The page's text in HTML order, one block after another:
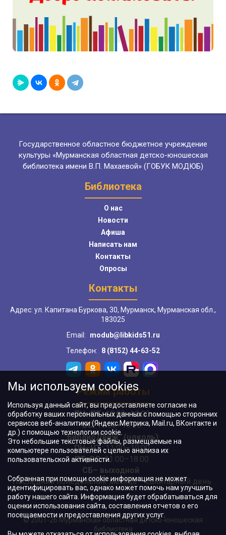
Государственное областное бюджетное учреждение
культуры «Мурманская областная детско-юношеская
библиотека имени В.П. Махаевой» (ГОБУК МОДЮБ)
Библиотека
О нас
Новости
Афиша
Написать нам
Контакты
Опросы
Контакты
Адрес: ул. Капитана Буркова, 30, Мурманск, Мурманская обл.,
183025
Email:
modub@libkids51.ru
Телефон:
8 (8152) 44-63-52
Режим работы
ПН–ПТ:10:00–18:00
ВС:11:00–18:00
"БиблиоДвиж" (цоколь):
ПН–ЧТ:11:00–19:00
ПТ, ВС:11:00–18:00
СБ– выходной
Последний понедельник месяца – санитарный день
© 2001-26 Мурманская областная детско-юношеская
библиотека
Мы используем cookies
Используя данный сайт, вы предоставляете согласие на
обработку ваших персональных данных с помощью сторонних
сервисов веб-аналитики (Яндекс.Метрика, Mail.ru, ВКонтакте и
др.) с помощью технологии cookie.
Это небольшие текстовые файлы, размещаемые на
компьютере пользователей с целью анализа их
пользовательской активности.
Собранная при помощи cookie информация не может
идентифицировать вас, однако может помочь нам улучшить
работу нашего сайта. Информация будет обрабатываться для
оценки использования сайта, составления отчетов о его
посещаемости и предоставления других услуг.